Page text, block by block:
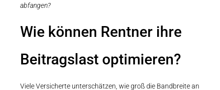
abfangen?
Wie können Rentner ihre
Beitragslast optimieren?
Viele Versicherte unterschätzen, wie groß die Bandbreite an